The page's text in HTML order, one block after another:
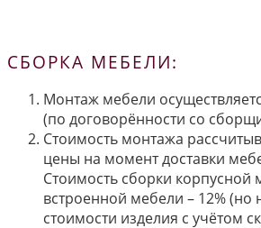
СБОРКА МЕБЕЛИ:
Монтаж мебели
(по договорённости со
Стоимость монтажа
цены на момент доставки
Стоимость сборки корпусной
встроенной мебели – 12% (но
стоимости изделия с учётом